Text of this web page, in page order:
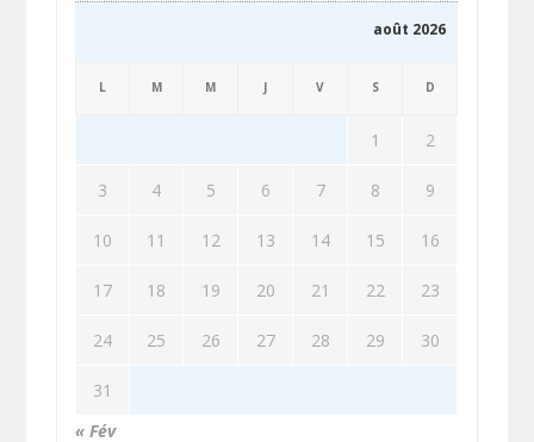
août 2026
L M M J V S D
1 2
3 4 5 6 7 8 9
10 11 12 13 14 15 16
17 18 19 20 21 22 23
24 25 26 27 28 29 30
31
« Fév